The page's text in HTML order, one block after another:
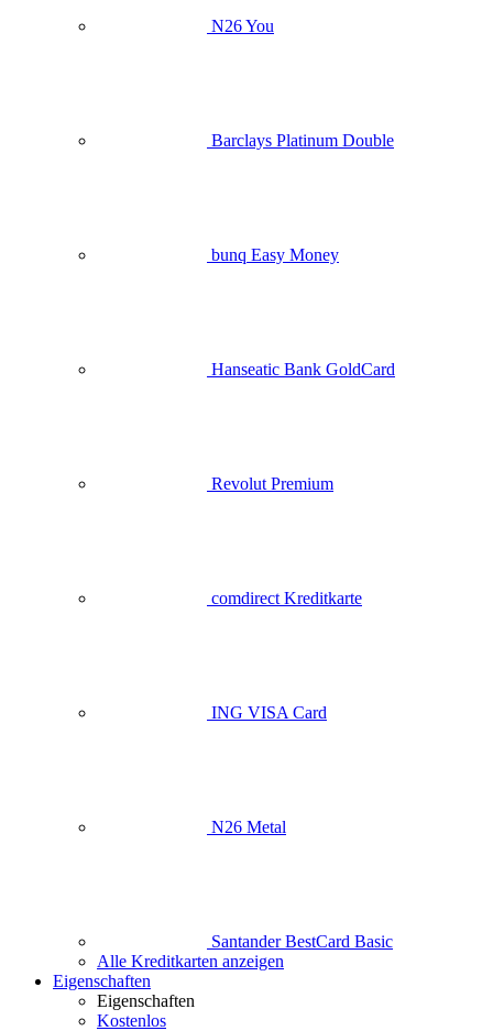
N26 You
Barclays Platinum Double
bunq Easy Money
Hanseatic Bank GoldCard
Revolut Premium
comdirect Kreditkarte
ING VISA Card
N26 Metal
Santander BestCard Basic
Alle Kreditkarten anzeigen
Eigenschaften
Eigenschaften
Kostenlos